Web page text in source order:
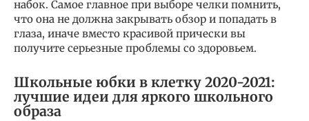
набок. Самое главное при выборе челки помнить,
что она не должна закрывать обзор и попадать в
глаза, иначе вместо красивой прически вы
получите серьезные проблемы со здоровьем.
Школьные юбки в клетку 2020-2021:
лучшие идеи для яркого школьного
образа